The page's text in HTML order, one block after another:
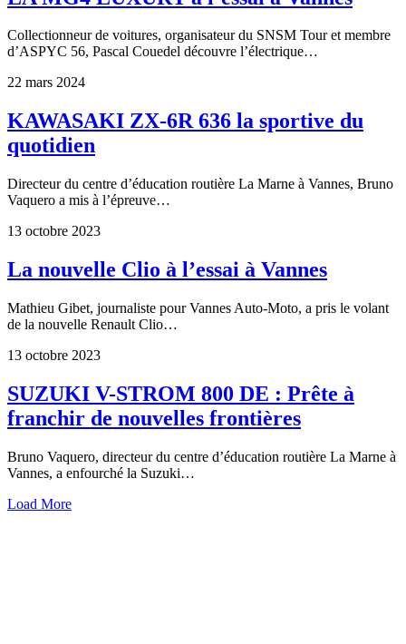
Collectionneur de voitures, organisateur du SNSM Tour et membre
d’ASPYC 56, Pascal Couedel découvre l’électrique…
22 mars 2024
KAWASAKI ZX-6R 636 la sportive du
quotidien
Directeur du centre d’éducation routière La Marne à Vannes, Bruno
Vaquero a mis à l’épreuve…
13 octobre 2023
La nouvelle Clio à l’essai à Vannes
Mathieu Gibet, journaliste pour Vannes Auto-Moto, a pris le volant
de la nouvelle Renault Clio…
13 octobre 2023
SUZUKI V-STROM 800 DE : Prête à
franchir de nouvelles frontières
Bruno Vaquero, directeur du centre d’éducation routière La Marne à
Vannes, a enfourché la Suzuki…
Load More